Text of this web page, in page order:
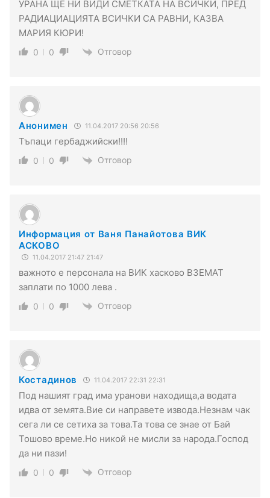
УРАНА ЩЕ НИ ВИДИ СМЕТКАТА НА ВСИЧКИ, ПРЕД
РАДИАЦИАЦИЯТА ВСИЧКИ СА РАВНИ, КАЗВА
МАРИЯ КЮРИ!
0 0 Отговор
Анонимен 11.04.2017 20:56 20:56
Тъпаци гербаджийски!!!!
0 0 Отговор
Информация от Ваня Панайотова ВИК
АСКОВО
11.04.2017 21:47 21:47
важното е персонала на ВИК хасково ВЗЕМАТ
заплати по 1000 лева .
0 0 Отговор
Костадинов 11.04.2017 22:31 22:31
Под нашият град има уранови находища,а водата
идва от земята.Вие си направете извода.Незнам чак
сега ли се сетиха за това.Та това се знае от Бай
Тошово време.Но никой не мисли за народа.Господ
да ни пази!
0 0 Отговор